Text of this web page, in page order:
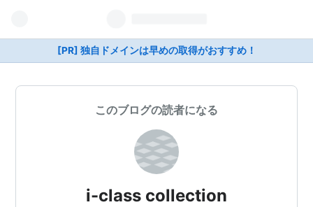
[PR] 独自ドメインは早めの取得がおすすめ！
このブログの読者になる
i-class collection